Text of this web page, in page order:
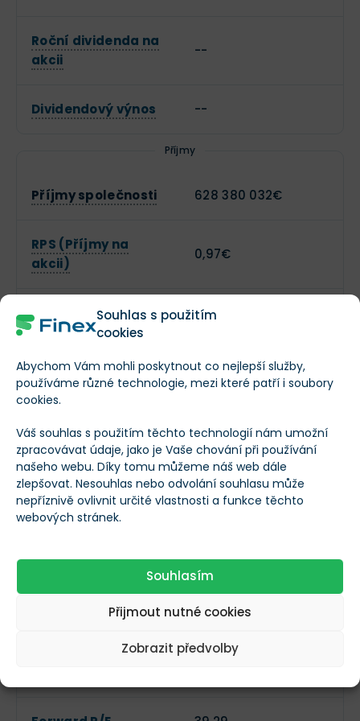
Souhlas s použitím
cookies
Abychom Vám mohli poskytnout co nejlepší služby,
používáme různé technologie, mezi které patří i soubory
cookies.
Váš souhlas s použitím těchto technologií nám umožní
zpracovávat údaje, jako je Vaše chování při používání
našeho webu. Díky tomu můžeme náš web dále
zlepšovat. Nesouhlas nebo odvolání souhlasu může
nepříznivě ovlivnit určité vlastnosti a funkce těchto
webových stránek.
Souhlasím
Přijmout nutné cookies
Zobrazit předvolby
Roční dividenda na
akcii
--
Dividendový výnos --
Příjmy
Příjmy společnosti 628 380 032€
RPS (Příjmy na
akcii)
0,97€
Kvartální růst
příjmů meziročně
0,1 %
Valuace
EV (Hodnota
podniku)
17 059 401 728€
P/E (Cena k zisku) 181,9